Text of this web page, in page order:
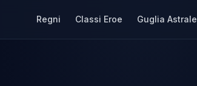
Regni Classi Eroe Guglia Astrale